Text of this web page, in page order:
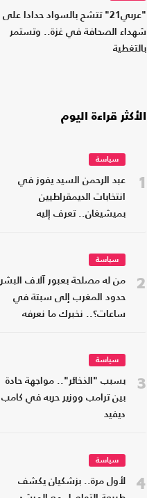
"عربي21" تتشح بالسواد حدادا على
شهداء الصحافة في غزة.. وتستمر
بالتغطية
الأكثر قراءة اليوم
1
سياسة
عبد الرحمن السيد يفوز في
انتخابات الديمقراطيين
بميشيغان.. تعرف إليه
2
سياسة
من له مصلحة بعبور آلاف البشر
حدود المغرب إلى سبتة في
ساعات؟.. نخبرك ما نعرفه
3
سياسة
بسبب "الذخائر".. مواجهة حادة
بين ترامب ووزير حربه في كامب
ديفيد
4
سياسة
لأول مرة.. بزشكيان يكشف